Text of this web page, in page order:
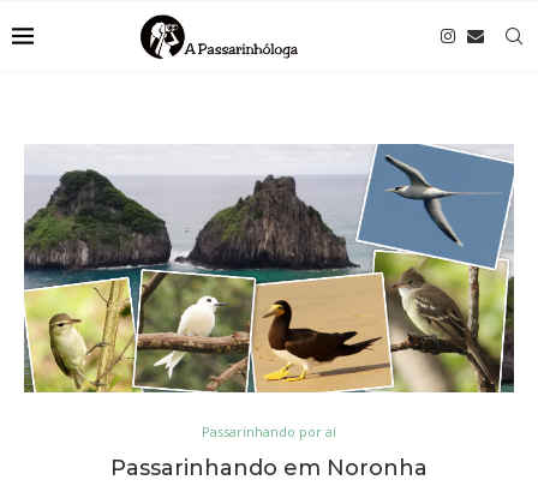
Passarinhando por aí
Passarinhando em Noronha